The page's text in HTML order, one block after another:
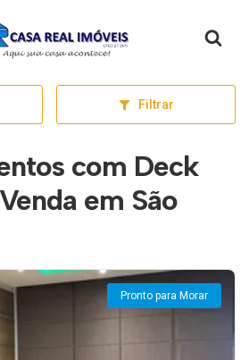
inicial
Filtrar
com Deck
em São
Pronto para Morar